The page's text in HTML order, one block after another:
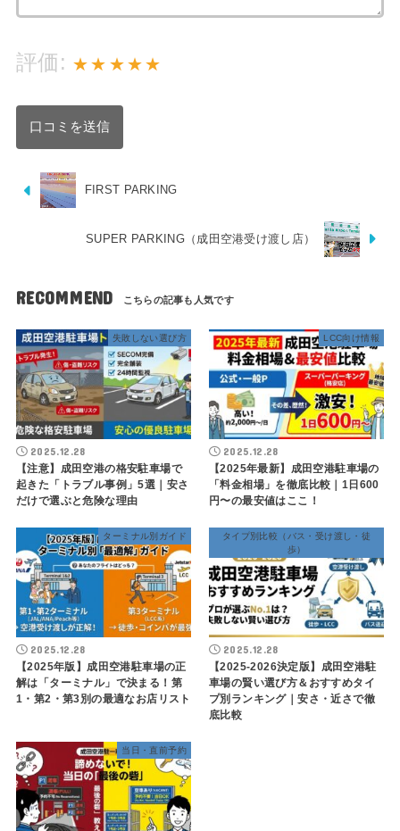
評価: ★ ★ ★ ★ ★
FIRST PARKING
SUPER PARKING（成田空港受け渡し店）
RECOMMEND
失敗しない選び方
2025.12.28
【注意】成田空港の格安駐車場で
起きた「トラブル事例」5選｜安さ
だけで選ぶと危険な理由
LCC向け情報
2025.12.28
【2025年最新】成田空港駐車場の
「料金相場」を徹底比較｜1日600
円〜の最安値はここ！
ターミナル別ガイド
2025.12.28
【2025年版】成田空港駐車場の正
解は「ターミナル」で決まる！第
1・第2・第3別の最適なお店リスト
タイプ別比較（バス・受け渡し・徒
歩）
2025.12.28
【2025-2026決定版】成田空港駐
車場の賢い選び方＆おすすめタイ
プ別ランキング｜安さ・近さで徹
底比較
当日・直前予約